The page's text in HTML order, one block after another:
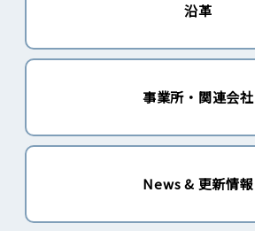
沿革
事業所・関連会社
News & 更新情報